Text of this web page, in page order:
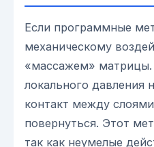
Если программные
механическому
«массажем» матрицы.
локального давления
контакт между
повернуться. Этот
так как неумелые